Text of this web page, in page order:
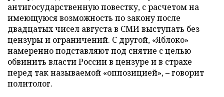
антигосударственную повестку, с расчетом на
имеющуюся возможность по закону после
двадцатых чисел августа в СМИ выступать без
цензуры и ограничений. С другой, «Яблоко»
намеренно подставляют под снятие с целью
обвинить власти России в цензуре и в страхе
перед так называемой «оппозицией», – говорит
политолог.